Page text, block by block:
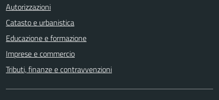
Autorizzazioni
Catasto e urbanistica
Educazione e formazione
Imprese e commercio
Tributi, finanze e contravvenzioni